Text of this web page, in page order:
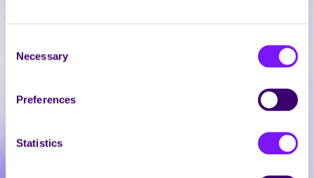
Selection
Necessary
Preferences
Statistics